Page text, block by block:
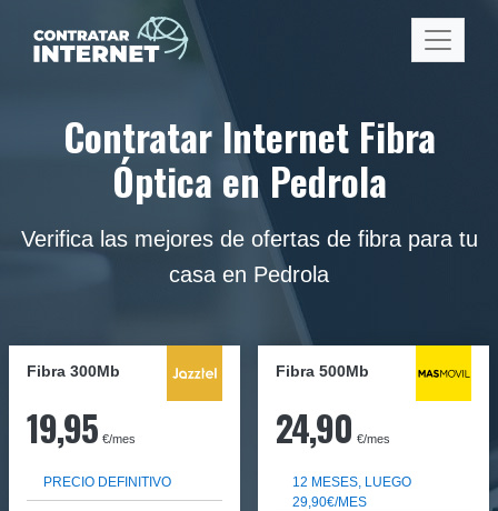
Contratar Internet Fibra
Óptica en Pedrola
Verifica las mejores de ofertas de fibra para tu
casa en Pedrola
Fibra 300Mb
19,95 €/mes
PRECIO DEFINITIVO
Fibra 500Mb
24,90 €/mes
12 MESES, LUEGO
29,90€/MES